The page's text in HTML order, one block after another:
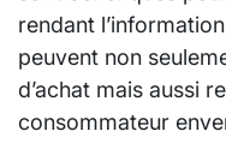
rendant
peuvent non
d’achat mais aussi
consommateur